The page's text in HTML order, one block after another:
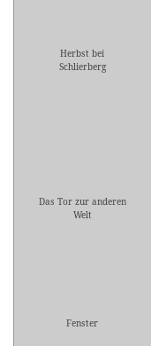
Herbst bei
Schlierberg
Das Tor zur anderen
Welt
Fenster